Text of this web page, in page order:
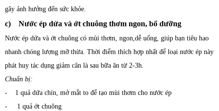
gây ảnh hưởng đến sức khỏe.
c) Nước ép dứa và ớt chuông thơm ngon, bổ dưỡng
Nước ép dứa và ớt chuông có mùi thơm, ngon,dễ uống, giúp bạn tiêu hao
nhanh chóng lượng mỡ thừa. Thời điểm thích hợp nhất để loại nước ép này
phát huy tác dụng giảm cân là sau bữa ăn từ 2-3h.
Chuẩn bị:
- 1 quả dứa chín, mở mắt to để tạo mùi thơm cho nước ép
- 1 quả ớt chuông